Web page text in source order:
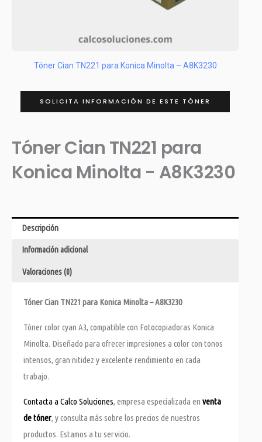
Tóner Cian TN221 para Konica Minolta – A8K3230
SOLICITA INFORMACIÓN DE ESTE TÓNER
Tóner Cian TN221 para
Konica Minolta - A8K3230
Descripción
Información adicional
Valoraciones (0)
Tóner Cian TN221 para Konica Minolta – A8K3230
Tóner color cyan A3, compatible con Fotocopiadoras Konica
Minolta. Diseñado para ofrecer impresiones a color con tonos
intensos, gran nitidez y excelente rendimiento en cada
trabajo.
Contacta a Calco Soluciones, empresa especializada en venta
de tóner, y consulta más sobre los precios de nuestros
productos. Estamos a tu servicio.